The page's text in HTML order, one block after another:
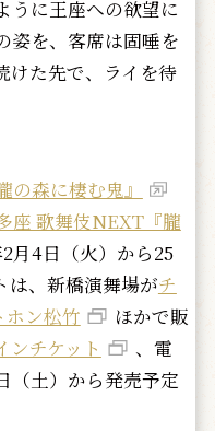
うに王座への欲望に
姿を、客席は固唾を
けた先で、ライを待
森に棲む鬼』
座 歌舞伎NEXT『朧
月4日（火）から25
は、新橋演舞場がチ
ホン松竹
ほかで販
ンチケット
、電
（土）から発売予定